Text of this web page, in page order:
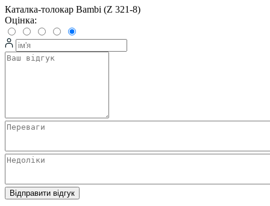
Каталка-толокар Bambi (Z 321-8)
Оцінка:
Відправити відгук